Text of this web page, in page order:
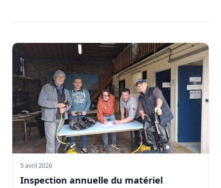
5 avril 2026
Inspection annuelle du matériel